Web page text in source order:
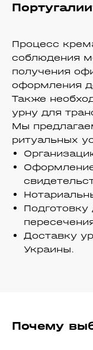
Процесс
соблюдения
получения
оформления
Также
урну для
Мы
ритуальных
Доставку
Украины.​
Почему